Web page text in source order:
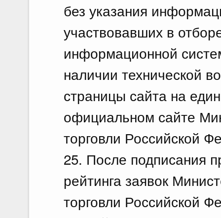
без указания
участвовавших в
информационной
наличии технической
страницы сайта на
официальном сайте
торговли Российской
25. После подписания
рейтинга заявок
торговли Российской